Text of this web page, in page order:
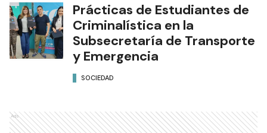
Prácticas de Estudiantes de
Criminalística en la
Subsecretaría de Transporte
y Emergencia
SOCIEDAD
Ads